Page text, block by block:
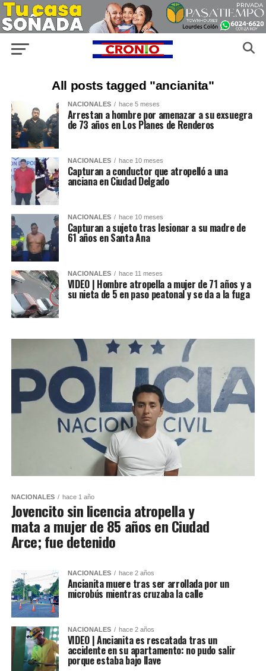
All posts tagged "ancianita"
NACIONALES hace 5 meses
Arrestan a hombre por amenazar a su exsuegra
de 73 años en Los Planes de Renderos
NACIONALES hace 10 meses
Capturan a conductor que atropelló a una
anciana en Ciudad Delgado
NACIONALES hace 10 meses
Capturan a sujeto tras lesionar a su madre de
61 años en Santa Ana
NACIONALES hace 11 meses
VIDEO | Hombre atropella a mujer de 71 años y a
su nieta de 5 en paso peatonal y se da a la fuga
NACIONALES hace 1 año
Jovencito sin licencia atropella y
mata a mujer de 85 años en Ciudad
Arce; fue detenido
NACIONALES hace 2 años
Ancianita muere tras ser arrollada por un
microbús mientras cruzaba la calle
NACIONALES hace 2 años
VIDEO | Ancianita es rescatada tras un
accidente en su apartamento: no pudo salir
porque estaba bajo llave